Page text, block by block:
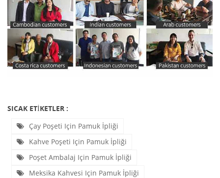
SICAK ETIKETLER :
Çay Poşeti Için Pamuk İpliği
Kahve Poşeti Için Pamuk İpliği
Poşet Ambalaj Için Pamuk İpliği
Meksika Kahvesi Için Pamuk İpliği